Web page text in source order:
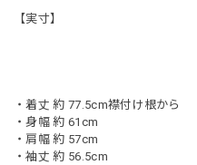
【実寸】
・着丈 約 77.5cm襟付け根から
・身幅 約 61cm
・肩幅 約 57cm
・袖丈 約 56.5cm